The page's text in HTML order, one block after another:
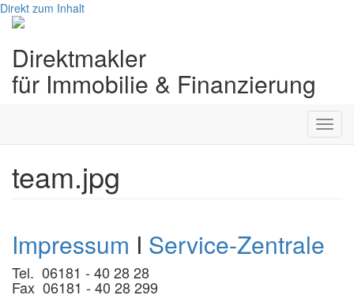
Direkt zum Inhalt
Direktmakler
für Immobilie & Finanzierung
team.jpg
Impressum I Service-Zentrale
Tel. 06181 - 40 28 28
Fax 06181 - 40 28 299